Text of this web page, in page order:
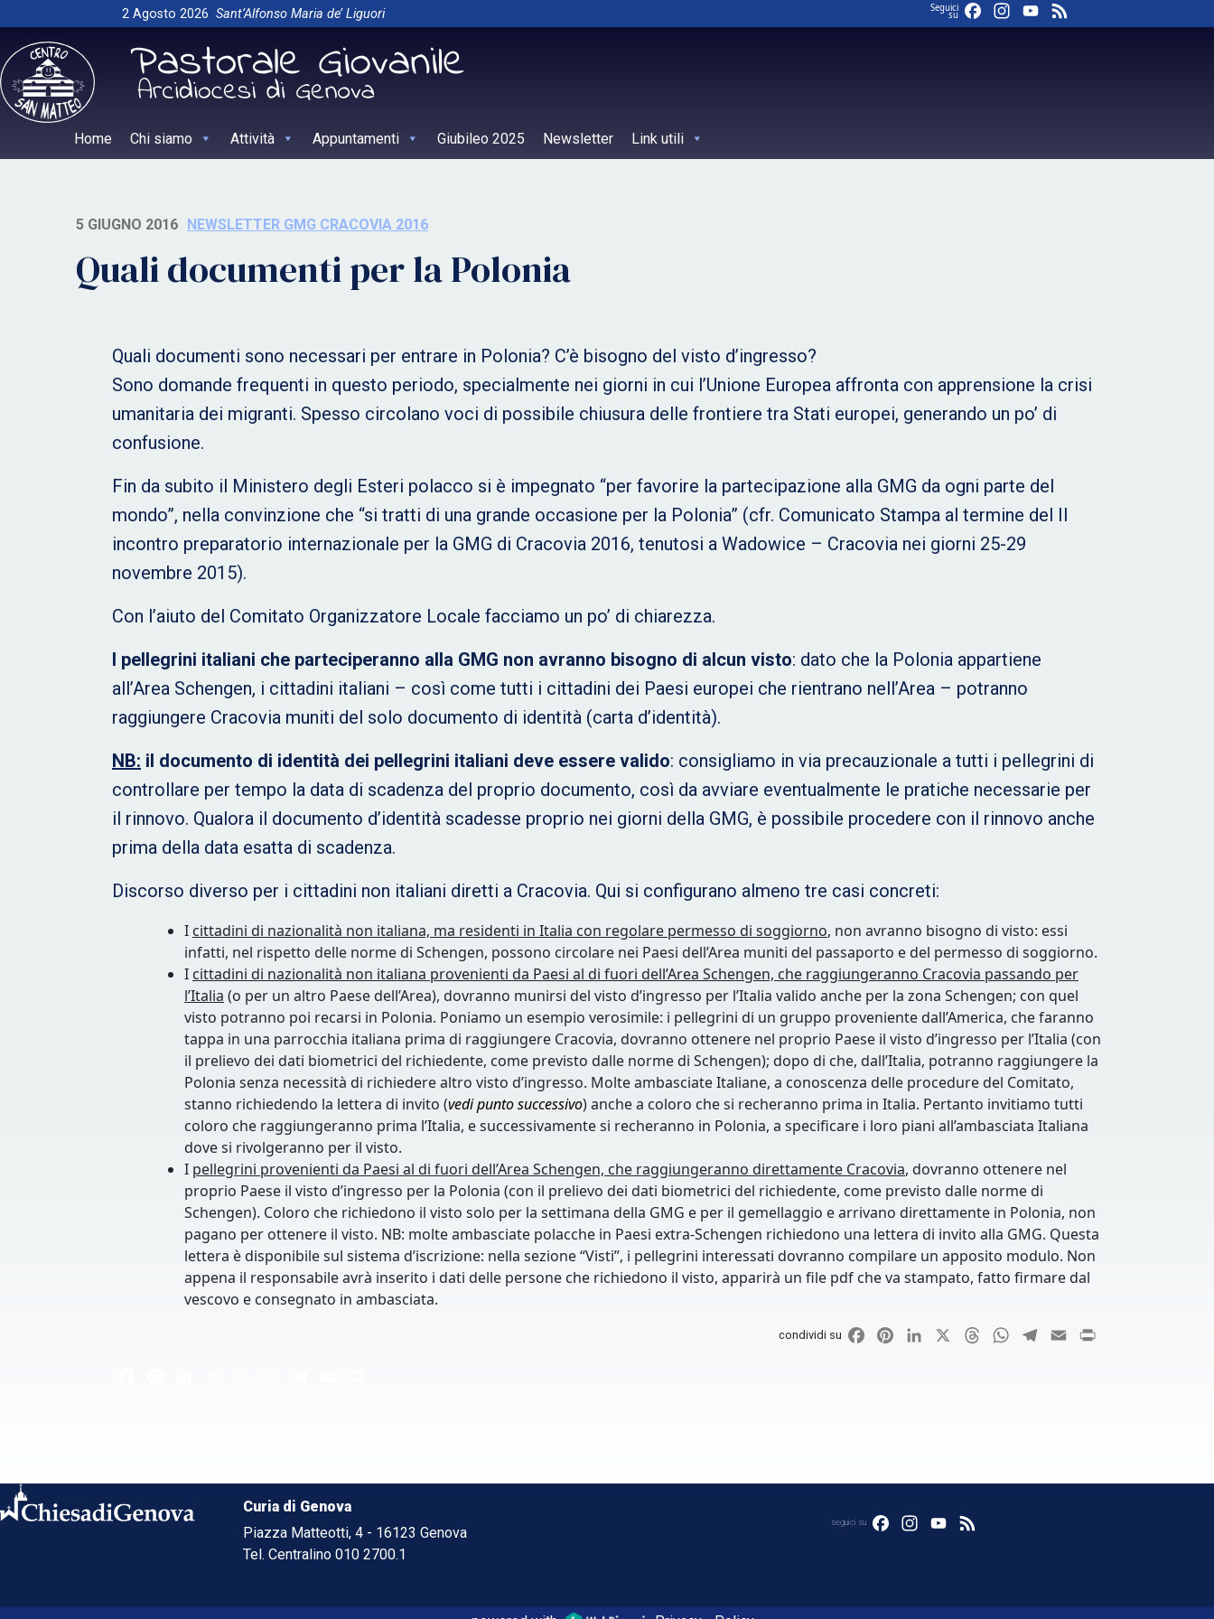
to
content
2 Agosto 2026 Sant’Alfonso Maria de’ Liguori Seguici
su FacebookInstagram
YouTube
Home Chi siamo Attività Appuntamenti Giubileo 2025 Newsletter Link utili
5 GIUGNO 2016 NEWSLETTER GMG CRACOVIA 2016
Quali documenti per la Polonia
Quali documenti sono necessari per entrare in Polonia? C’è bisogno del visto d’ingresso?
Sono domande frequenti in questo periodo, specialmente nei giorni in cui l’Unione Europea affronta con apprensione la crisi
umanitaria dei migranti. Spesso circolano voci di possibile chiusura delle frontiere tra Stati europei, generando un po’ di
confusione.
Fin da subito il Ministero degli Esteri polacco si è impegnato “per favorire la partecipazione alla GMG da ogni parte del
mondo”, nella convinzione che “si tratti di una grande occasione per la Polonia” (cfr. Comunicato Stampa al termine del II
incontro preparatorio internazionale per la GMG di Cracovia 2016, tenutosi a Wadowice – Cracovia nei giorni 25-29
novembre 2015).
Con l’aiuto del Comitato Organizzatore Locale facciamo un po’ di chiarezza.
I pellegrini italiani che parteciperanno alla GMG non avranno bisogno di alcun visto: dato che la Polonia appartiene
all’Area Schengen, i cittadini italiani – così come tutti i cittadini dei Paesi europei che rientrano nell’Area – potranno
raggiungere Cracovia muniti del solo documento di identità (carta d’identità).
NB: il documento di identità dei pellegrini italiani deve essere valido: consigliamo in via precauzionale a tutti i pellegrini di
controllare per tempo la data di scadenza del proprio documento, così da avviare eventualmente le pratiche necessarie per
il rinnovo. Qualora il documento d’identità scadesse proprio nei giorni della GMG, è possibile procedere con il rinnovo anche
prima della data esatta di scadenza.
Discorso diverso per i cittadini non italiani diretti a Cracovia. Qui si configurano almeno tre casi concreti:
I cittadini di nazionalità non italiana, ma residenti in Italia con regolare permesso di soggiorno, non avranno bisogno di visto: essi
infatti, nel rispetto delle norme di Schengen, possono circolare nei Paesi dell’Area muniti del passaporto e del permesso di soggiorno.
I cittadini di nazionalità non italiana provenienti da Paesi al di fuori dell’Area Schengen, che raggiungeranno Cracovia passando per
l’Italia (o per un altro Paese dell’Area), dovranno munirsi del visto d’ingresso per l’Italia valido anche per la zona Schengen; con quel
visto potranno poi recarsi in Polonia. Poniamo un esempio verosimile: i pellegrini di un gruppo proveniente dall’America, che faranno
tappa in una parrocchia italiana prima di raggiungere Cracovia, dovranno ottenere nel proprio Paese il visto d’ingresso per l’Italia (con
il prelievo dei dati biometrici del richiedente, come previsto dalle norme di Schengen); dopo di che, dall’Italia, potranno raggiungere la
Polonia senza necessità di richiedere altro visto d’ingresso. Molte ambasciate Italiane, a conoscenza delle procedure del Comitato,
stanno richiedendo la lettera di invito (vedi punto successivo) anche a coloro che si recheranno prima in Italia. Pertanto invitiamo tutti
coloro che raggiungeranno prima l’Italia, e successivamente si recheranno in Polonia, a specificare i loro piani all’ambasciata Italiana
dove si rivolgeranno per il visto.
I pellegrini provenienti da Paesi al di fuori dell’Area Schengen, che raggiungeranno direttamente Cracovia, dovranno ottenere nel
proprio Paese il visto d’ingresso per la Polonia (con il prelievo dei dati biometrici del richiedente, come previsto dalle norme di
Schengen). Coloro che richiedono il visto solo per la settimana della GMG e per il gemellaggio e arrivano direttamente in Polonia, non
pagano per ottenere il visto. NB: molte ambasciate polacche in Paesi extra-Schengen richiedono una lettera di invito alla GMG. Questa
lettera è disponibile sul sistema d’iscrizione: nella sezione “Visti”, i pellegrini interessati dovranno compilare un apposito modulo. Non
appena il responsabile avrà inserito i dati delle persone che richiedono il visto, apparirà un file pdf che va stampato, fatto firmare dal
vescovo e consegnato in ambasciata.
condividi su FacebookPinterestLinkedIn ThreadsWhatsApp
Telegram
Email
Curia di Genova
Piazza Matteotti, 4 - 16123 Genova
Tel. Centralino 010 2700.1
seguici su FacebookInstagram
YouTube